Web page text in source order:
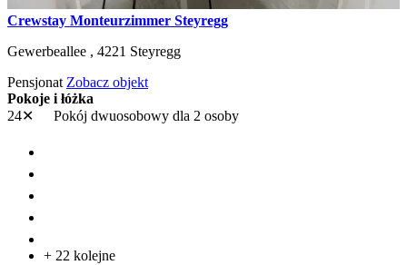
Crewstay Monteurzimmer Steyregg
Gewerbeallee , 4221 Steyregg
Pensjonat Zobacz objekt
Pokoje i łóżka
24✕
Pokój dwuosobowy dla 2 osoby
+ 22 kolejne